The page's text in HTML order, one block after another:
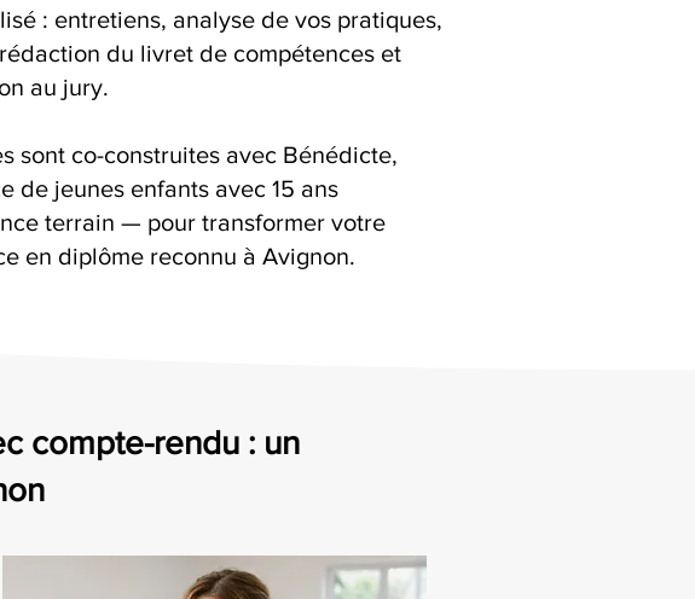
: entretiens, analyse de vos pratiques,
du livret de compétences et
au jury.
sont co-construites avec Bénédicte,
de jeunes enfants avec 15 ans
terrain — pour transformer votre
en diplôme reconnu à Avignon.
compte-rendu : un